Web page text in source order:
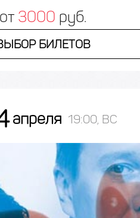
от 3000 руб.
БИЛЕТОВ
апреля 19:00, ВС